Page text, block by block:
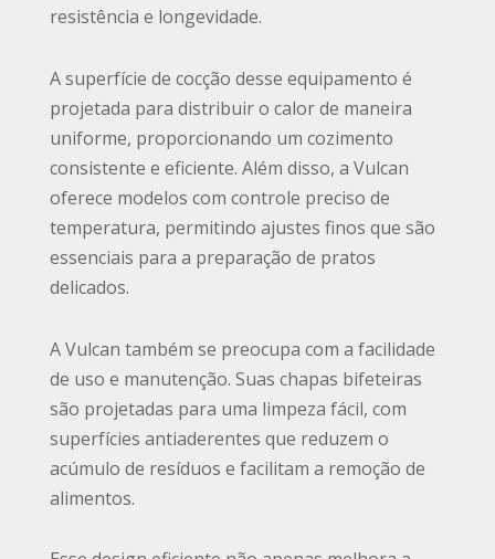
resistência e longevidade.
A superfície de cocção desse equipamento é
projetada para distribuir o calor de maneira
uniforme, proporcionando um cozimento
consistente e eficiente. Além disso, a Vulcan
oferece modelos com controle preciso de
temperatura, permitindo ajustes finos que são
essenciais para a preparação de pratos
delicados.
A Vulcan também se preocupa com a facilidade
de uso e manutenção. Suas chapas bifeteiras
são projetadas para uma limpeza fácil, com
superfícies antiaderentes que reduzem o
acúmulo de resíduos e facilitam a remoção de
alimentos.